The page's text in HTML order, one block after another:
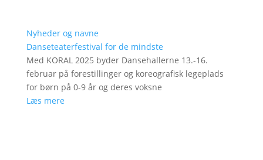
Nyheder og navne
Danseteaterfestival for de mindste
Med KORAL 2025 byder Dansehallerne 13.-16.
februar på forestillinger og koreografisk legeplads
for børn på 0-9 år og deres voksne
Læs mere